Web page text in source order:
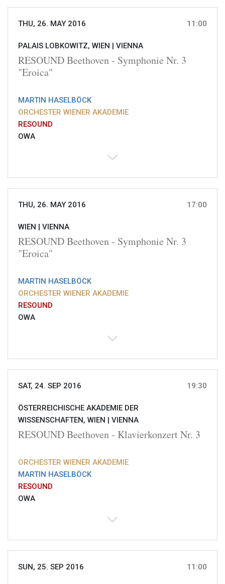
THU, 26. MAY 2016 11:00
PALAIS LOBKOWITZ, WIEN | VIENNA
RESOUND Beethoven - Symphonie Nr. 3
"Eroica"
MARTIN HASELBÖCK
ORCHESTER WIENER AKADEMIE
RESOUND
OWA
THU, 26. MAY 2016 17:00
WIEN | VIENNA
RESOUND Beethoven - Symphonie Nr. 3
"Eroica"
MARTIN HASELBÖCK
ORCHESTER WIENER AKADEMIE
RESOUND
OWA
SAT, 24. SEP 2016 19:30
ÖSTERREICHISCHE AKADEMIE DER
WISSENSCHAFTEN, WIEN | VIENNA
RESOUND Beethoven - Klavierkonzert Nr. 3
ORCHESTER WIENER AKADEMIE
MARTIN HASELBÖCK
RESOUND
OWA
SUN, 25. SEP 2016 11:00